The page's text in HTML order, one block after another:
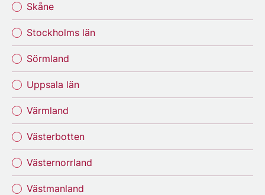
Skåne
Stockholms län
Sörmland
Uppsala län
Värmland
Västerbotten
Västernorrland
Västmanland